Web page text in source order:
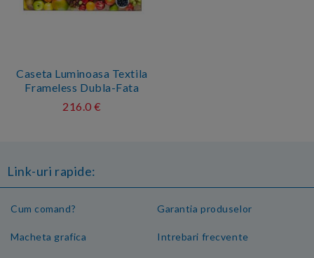
Caseta Luminoasa Textila
Frameless Dubla-Fata
216.0 €
Link-uri rapide:
Cum comand?
Macheta grafica
Garantia produselor
Intrebari frecvente